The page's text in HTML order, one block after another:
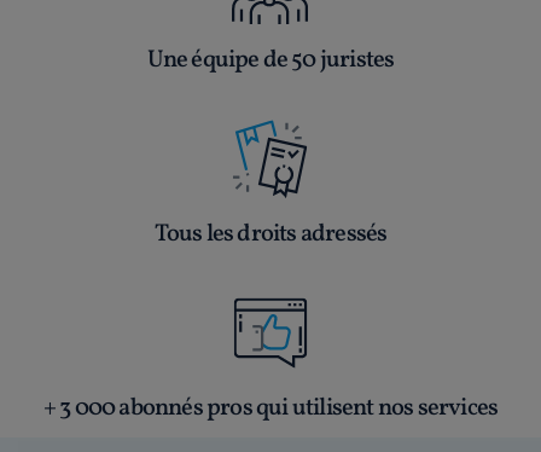
Une équipe de 50 juristes
Tous les droits adressés
+ 3 000 abonnés pros qui utilisent nos services